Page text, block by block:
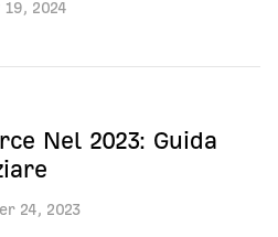
2024
24, 2023
Nel 2023: Guida